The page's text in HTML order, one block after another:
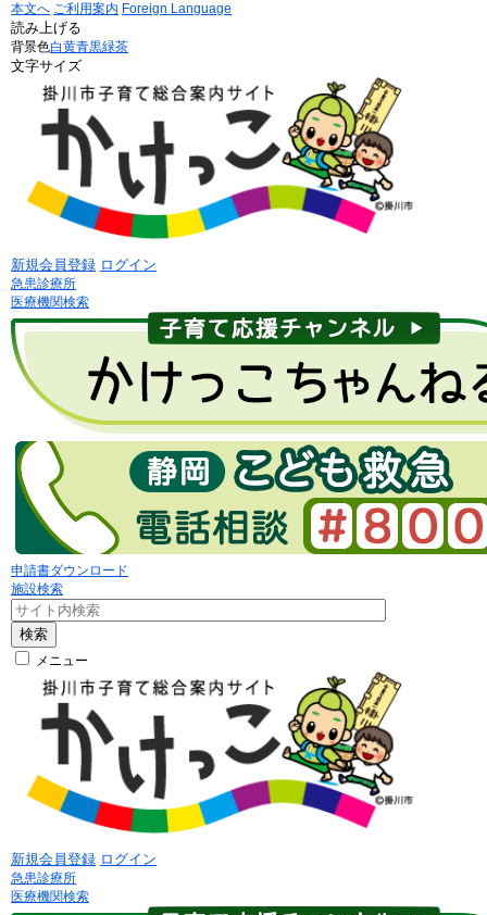
本文へ ご利用案内 Foreign Language
読み上げる
背景色白黄青黒緑茶
文字サイズ
新規会員登録 ログイン
急患診療所
医療機関検索
申請書ダウンロード
施設検索
検索
メニュー
新規会員登録 ログイン
急患診療所
医療機関検索